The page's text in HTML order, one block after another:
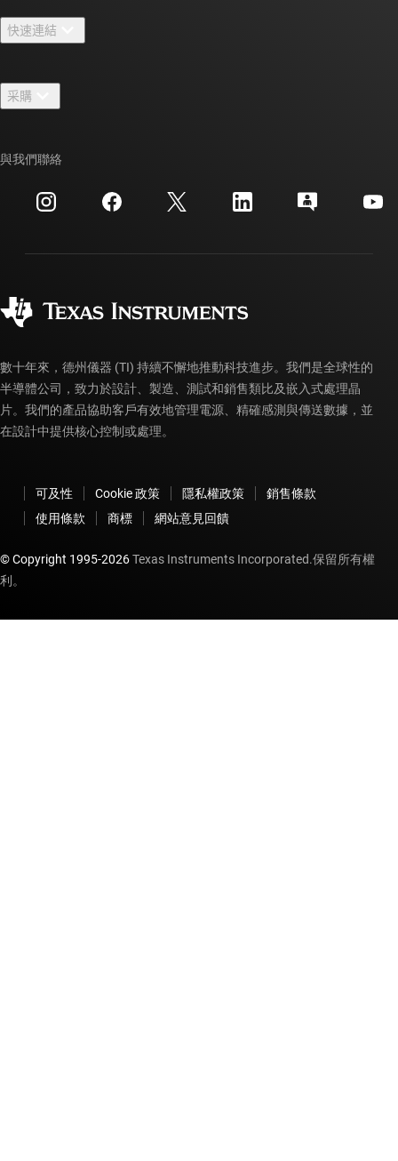
人才招募
新聞室
活動
投資人關系
快速連結
TI E2E™ 設計支援論壇
交互參考搜索
客戶支援中心
myTI 帳戶常見問題解答
采購
訂購 FAQ
與我們聯絡
數十年來，德州儀器 (TI) 持續不懈地推動科技進步。我們是全球性的
半導體公司，致力於設計、製造、測試和銷售類比及嵌入式處理晶
片。我們的產品協助客戶有效地管理電源、精確感測與傳送數據，並
在設計中提供核心控制或處理。
可及性 Cookie 政策 隱私權政策
銷售條款
使用條款
商標 網站意見回饋
© Copyright 1995-2026Texas Instruments Incorporated.保留所有權
利。